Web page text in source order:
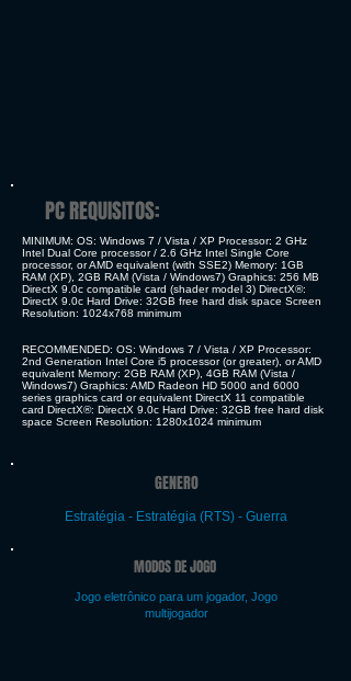
PC REQUISITOS:
MINIMUM: OS: Windows 7 / Vista / XP Processor: 2 GHz
Intel Dual Core processor / 2.6 GHz Intel Single Core
processor, or AMD equivalent (with SSE2) Memory: 1GB
RAM (XP), 2GB RAM (Vista / Windows7) Graphics: 256 MB
DirectX 9.0c compatible card (shader model 3) DirectX®:
DirectX 9.0c Hard Drive: 32GB free hard disk space Screen
Resolution: 1024x768 minimum
RECOMMENDED: OS: Windows 7 / Vista / XP Processor:
2nd Generation Intel Core i5 processor (or greater), or AMD
equivalent Memory: 2GB RAM (XP), 4GB RAM (Vista /
Windows7) Graphics: AMD Radeon HD 5000 and 6000
series graphics card or equivalent DirectX 11 compatible
card DirectX®: DirectX 9.0c Hard Drive: 32GB free hard disk
space Screen Resolution: 1280x1024 minimum
GENERO
Estratégia - Estratégia (RTS) - Guerra
MODOS DE JOGO
Jogo eletrônico para um jogador, Jogo
multijogador